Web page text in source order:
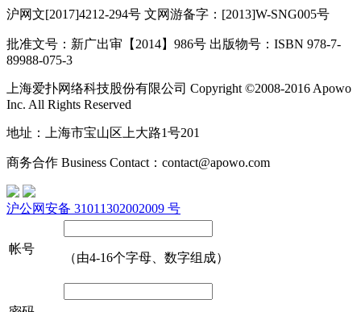
沪网文[2017]4212-294号 文网游备字：[2013]W-SNG005号
批准文号：新广出审【2014】986号 出版物号：ISBN 978-7-
89988-075-3
上海爱扑网络科技股份有限公司 Copyright ©2008-2016 Apowo
Inc. All Rights Reserved
地址：上海市宝山区上大路1号201
商务合作 Business Contact：contact@apowo.com
沪公网安备 31011302002009 号
帐号
（由4-16个字母、数字组成）